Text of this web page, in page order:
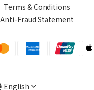
Terms & Conditions
Anti-Fraud Statement
English